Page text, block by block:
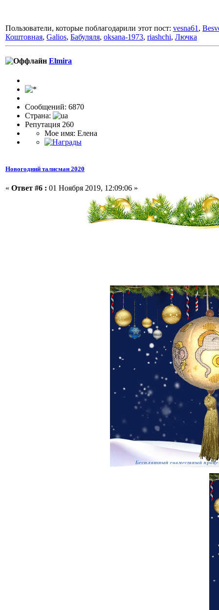
Пользователи, которые поблагодарили этот пост: vesna61 ,
Коштовная, Galios, Бабуляля, oksana-1973, riashchi, Лючка
Elmira
Сообщений: 6870
Страна:
Репутация 260
Мое имя: Елена
Новогодний талисман 2020
« Ответ #6 : 01 Ноября 2019, 12:09:06 »